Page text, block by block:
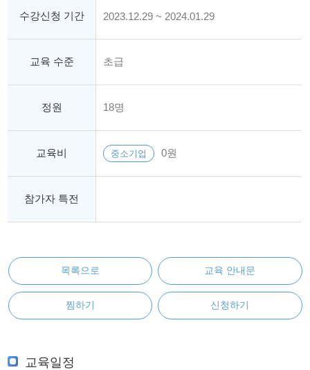
수강신청 기간 2023.12.29 ~ 2024.01.29
교육 수준 초급
정원 18명
교육비 중소기업 0원
참가자 특전
목록으로 교육 안내문
찜하기 신청하기
교육일정